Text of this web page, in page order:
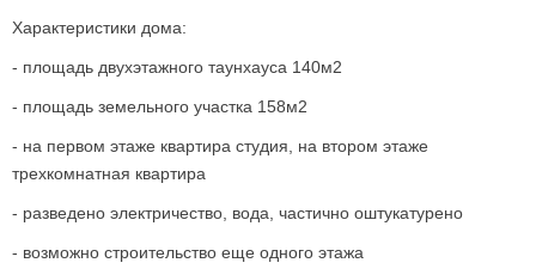
Характеристики дома:
- площадь двухэтажного таунхауса 140м2
- площадь земельного участка 158м2
- на первом этаже квартира студия, на втором этаже
трехкомнатная квартира
- разведено электричество, вода, частично оштукатурено
- возможно строительство еще одного этажа